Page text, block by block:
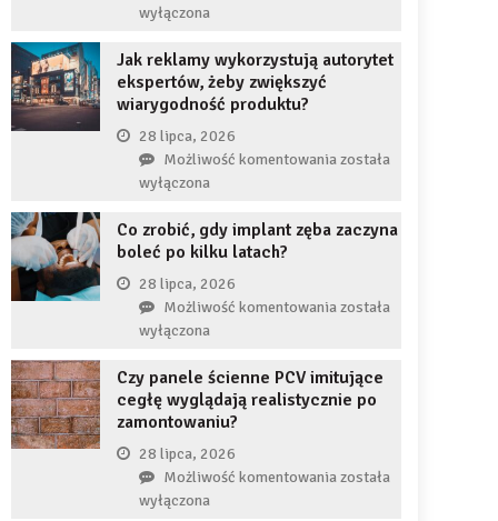
braku
zęba
chroni
wyłączona
Jak reklamy wykorzystują autorytet
ekspertów, żeby zwiększyć
wiarygodność produktu?
28 lipca, 2026
Możliwość komentowaniaJak
autorytet
zwiększyć
została
wyłączona
Co zrobić, gdy implant zęba zaczyna
boleć po kilku latach?
28 lipca, 2026
Możliwość komentowaniaCo
implant
zęba
została
wyłączona
Czy panele ścienne PCV imitujące
cegłę wyglądają realistycznie po
zamontowaniu?
28 lipca, 2026
Możliwość komentowaniaCzy
została
wyłączona